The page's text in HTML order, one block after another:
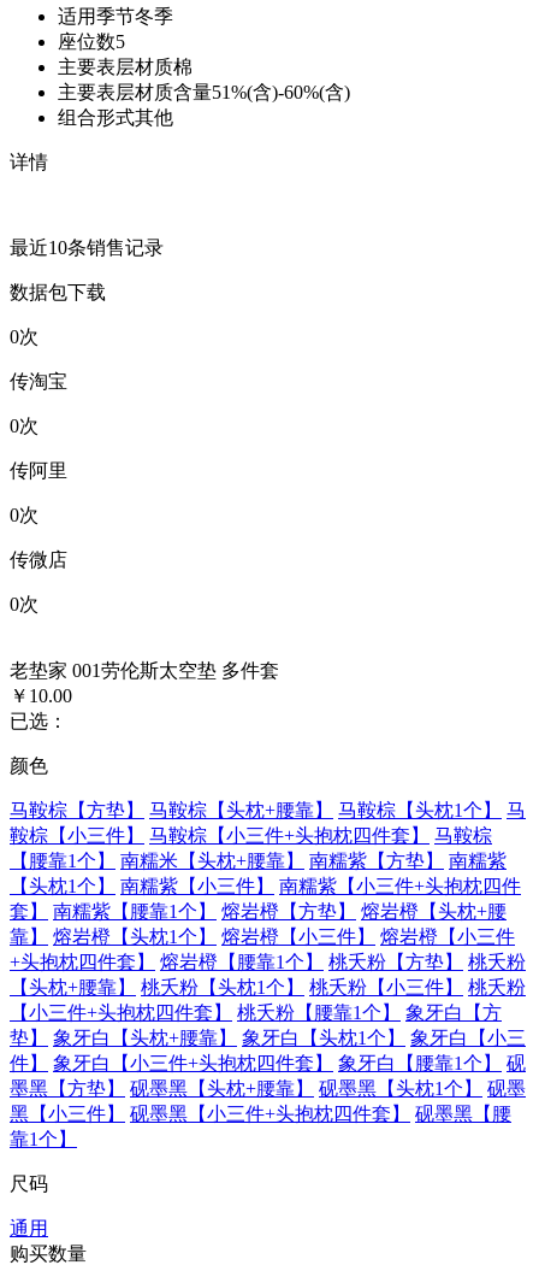
适用季节冬季
座位数5
主要表层材质棉
主要表层材质含量51%(含)-60%(含)
组合形式其他
详情
最近10条销售记录
数据包下载
0次
传淘宝
0次
传阿里
0次
传微店
0次
老垫家 001劳伦斯太空垫 多件套
￥10.00
已选：
颜色
马鞍棕【方垫】 马鞍棕【头枕+腰靠】 马鞍棕【头枕1个】
马
鞍棕【小三件】
马鞍棕【小三件+头抱枕四件套】
马鞍棕
【腰靠1个】
南糯米【头枕+腰靠】 南糯紫【方垫】
南糯紫
【头枕1个】
南糯紫【小三件】
南糯紫【小三件+头抱枕四件
套】
南糯紫【腰靠1个】 熔岩橙【方垫】
熔岩橙【头枕+腰
靠】
熔岩橙【头枕1个】 熔岩橙【小三件】
熔岩橙【小三件
+头抱枕四件套】
熔岩橙【腰靠1个】 桃夭粉【方垫】
桃夭粉
【头枕+腰靠】
桃夭粉【头枕1个】 桃夭粉【小三件】
桃夭粉
【小三件+头抱枕四件套】
桃夭粉【腰靠1个】
象牙白【方
垫】
象牙白【头枕+腰靠】 象牙白【头枕1个】
象牙白【小三
件】
象牙白【小三件+头抱枕四件套】 象牙白【腰靠1个】
砚
墨黑【方垫】
砚墨黑【头枕+腰靠】 砚墨黑【头枕1个】
砚墨
黑【小三件】
砚墨黑【小三件+头抱枕四件套】
砚墨黑【腰
靠1个】
尺码
通用
购买数量